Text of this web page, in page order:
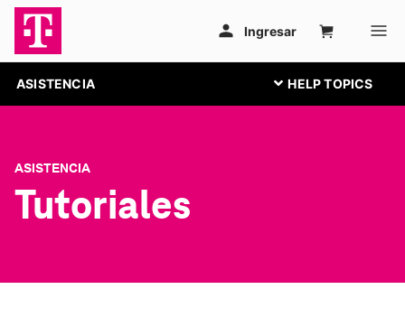
ASISTENCIA
ASISTENCIA
Tutoriales